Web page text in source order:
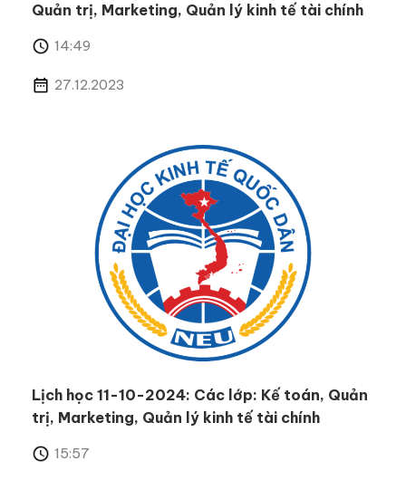
Quản trị, Marketing, Quản lý kinh tế tài chính
14:49
27.12.2023
Lịch học 11-10-2024: Các lớp: Kế toán, Quản
trị, Marketing, Quản lý kinh tế tài chính
15:57